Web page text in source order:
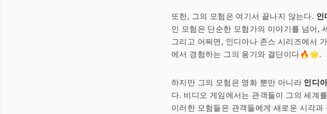
또한, 그의 모험은 여기서 끝나지 않는다. 인
인 모험은 단순한 모험가의 이야기를 넘어,
그리고 어쩌면, 인디아나 존스 시리즈에서
에서 경험하는 그의 용기와 결단이다🔥🌟.
하지만 그의 모험은 영화 뿐만 아니라 인디
다. 비디오 게임에서는 관객들이 그의 세계
이러한 모험들은 관객들에게 새로운 시각